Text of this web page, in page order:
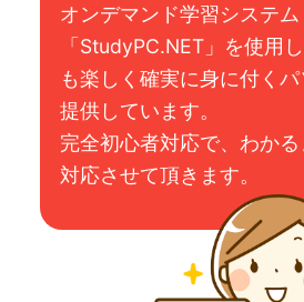
オンデマンド学習システム
「StudyPC.NET」を使用
も楽しく確実に身に付く
提供しています。
完全初心者対応で、わか
対応させて頂きます。